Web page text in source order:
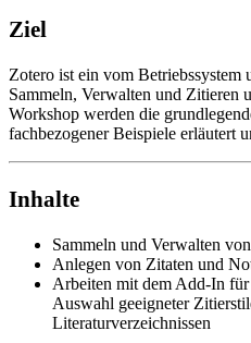
Ziel
Zotero ist ein vom Betriebssystem
Sammeln, Verwalten und Zitieren
Workshop werden die
fachbezogener Beispiele erläutert
Inhalte
Sammeln und Verwalten
Anlegen von Zitaten und
Arbeiten mit dem Add-In
Auswahl geeigneter
Literaturverzeichnissen